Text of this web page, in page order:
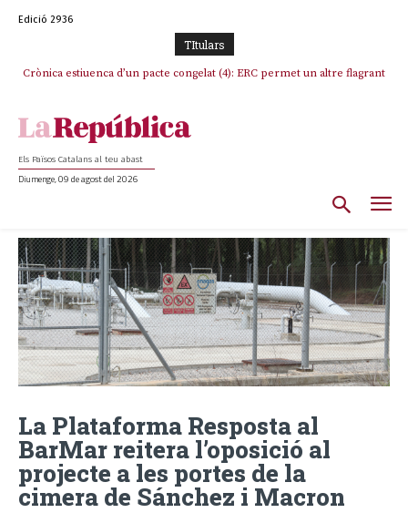
Edició 2936
TItulars
Crònica estiuenca d’un pacte congelat (4): ERC permet un altre flagrant
Els Països Catalans al teu abast
Diumenge, 09 de agost del 2026
La Plataforma Resposta al
BarMar reitera l’oposició al
projecte a les portes de la
cimera de Sánchez i Macron